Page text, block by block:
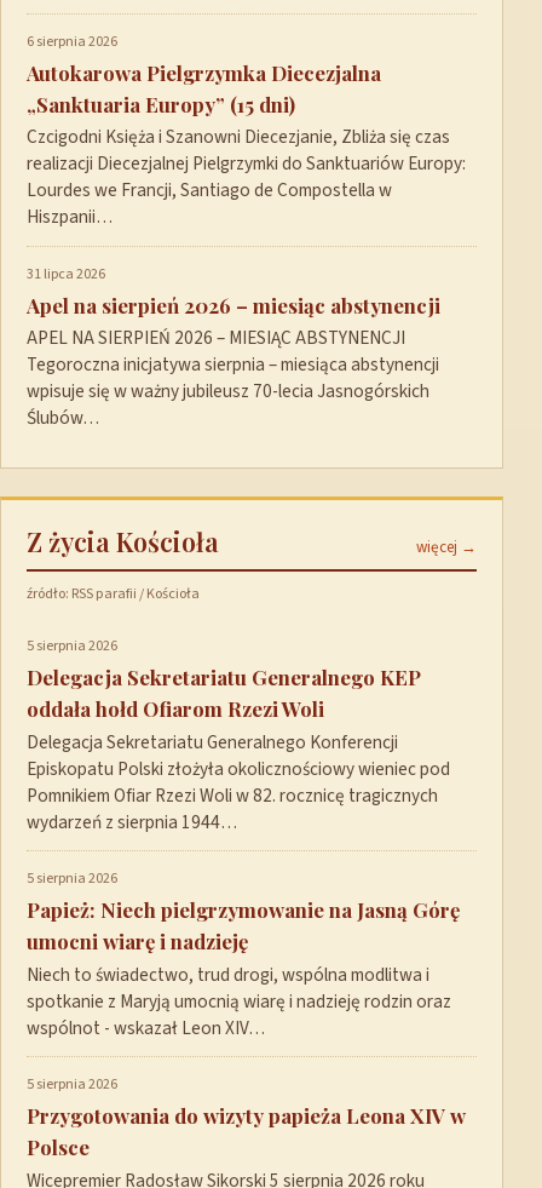
6 sierpnia 2026
Autokarowa Pielgrzymka Diecezjalna
„Sanktuaria Europy” (15 dni)
Czcigodni Księża i Szanowni Diecezjanie, Zbliża się czas
realizacji Diecezjalnej Pielgrzymki do Sanktuariów Europy:
Lourdes we Francji, Santiago de Compostella w
Hiszpanii…
31 lipca 2026
Apel na sierpień 2026 – miesiąc abstynencji
APEL NA SIERPIEŃ 2026 – MIESIĄC ABSTYNENCJI
Tegoroczna inicjatywa sierpnia – miesiąca abstynencji
wpisuje się w ważny jubileusz 70-lecia Jasnogórskich
Ślubów…
Z życia Kościoła więcej →
źródło: RSS parafii / Kościoła
5 sierpnia 2026
Delegacja Sekretariatu Generalnego KEP
oddała hołd Ofiarom Rzezi Woli
Delegacja Sekretariatu Generalnego Konferencji
Episkopatu Polski złożyła okolicznościowy wieniec pod
Pomnikiem Ofiar Rzezi Woli w 82. rocznicę tragicznych
wydarzeń z sierpnia 1944…
5 sierpnia 2026
Papież: Niech pielgrzymowanie na Jasną Górę
umocni wiarę i nadzieję
Niech to świadectwo, trud drogi, wspólna modlitwa i
spotkanie z Maryją umocnią wiarę i nadzieję rodzin oraz
wspólnot - wskazał Leon XIV…
5 sierpnia 2026
Przygotowania do wizyty papieża Leona XIV w
Polsce
Wicepremier Radosław Sikorski 5 sierpnia 2026 roku